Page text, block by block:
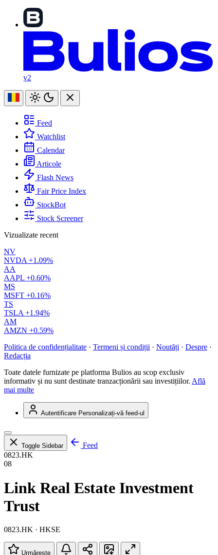
v2
Feed
Watchlist
Calendar
Articole
Flash News
Fair Price Index
StockBot
Stock Screener
Vizualizate recent
NV
NVDA +1.09%
AA
AAPL +0.60%
MS
MSFT +0.16%
TS
TSLA +1.94%
AM
AMZN +0.59%
Politica de confidențialitate · Termeni și condiții · Noutăți · Despre ·
Redacția
Toate datele furnizate pe platforma Bulios au scop exclusiv
informativ și nu sunt destinate tranzacționării sau investițiilor. Află
mai multe
Autentificare Personalizați-vă feed-ul
Toggle Sidebar
Feed
0823.HK
08
Link Real Estate Investment
Trust
0823.HK · HKSE
Urmărește